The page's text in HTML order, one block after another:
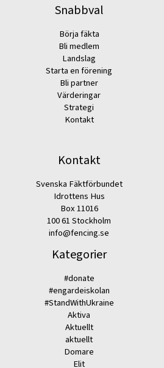
Snabbval
Börja fäkta
Bli medlem
Landslag
Starta en förening
Bli partner
Värderingar
Strategi
Kontakt
Kontakt
Svenska Fäktförbundet
Idrottens Hus
Box 11016
100 61 Stockholm
info@fencing.se
Kategorier
#donate
#engardeiskolan
#StandWithUkraine
Aktiva
Aktuellt
aktuellt
Domare
Elit